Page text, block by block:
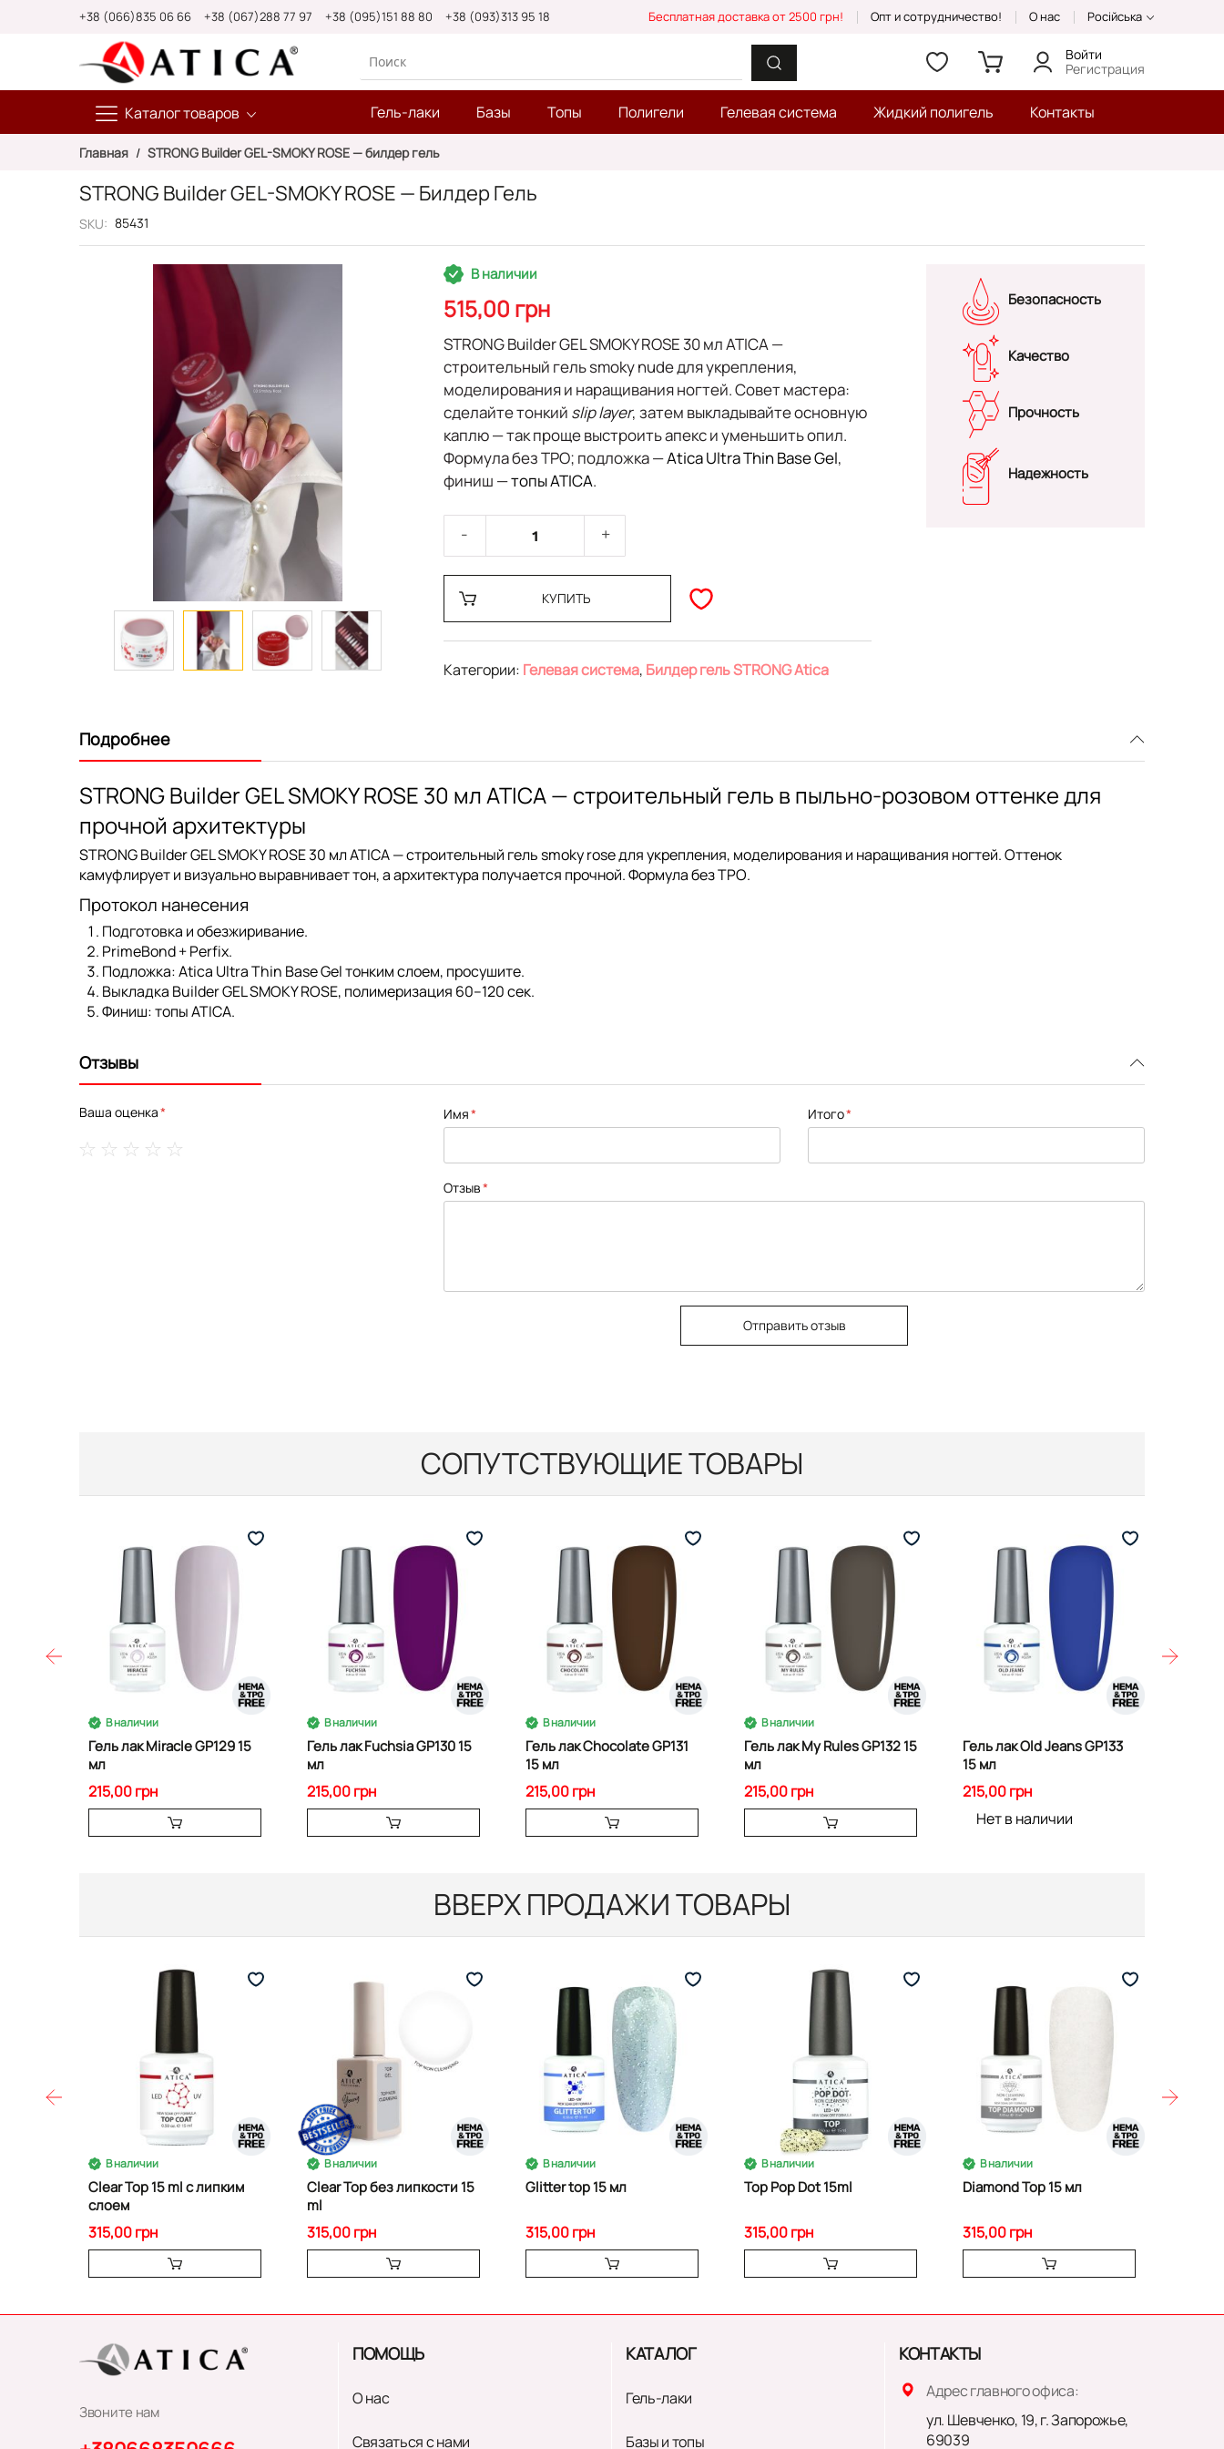
+38 (066)835 06 66 +38 (067)288 77 97 +38 (095)151 88 80 +38 (093)313 95 18 Бесплатная доставка от 2500 грн! Опт и сотрудничество! О нас Російська
Каталог товаров
Войти
Регистрация
Гель-лаки Базы Топы Полигели Гелевая система Жидкий полигель Контакты
Главная STRONG Builder GEL-SMOKY ROSE — билдер гель
STRONG Builder GEL-SMOKY ROSE — Билдер Гель
SKU 85431
галереи
изображений
В наличии
515,00 грн
STRONG Builder GEL SMOKY ROSE 30 мл ATICA—
строительный гель smoky nude дляукрепления,
моделированияи наращиванияногтей. Совет мастера:
сделайте тонкий slip layer, затем выкладывайте основную
каплю — так проще выстроить апекс и уменьшить опил.
Формулабез TPO; подложка —Atica Ultra Thin Base Gel,
финиш —топы ATICA.
КУПИТЬ
Категории: Гелевая система, Билдер гель STRONG Atica
Безопасность
Качество
Прочность
Надежность
Подробнее
STRONG Builder GEL SMOKY ROSE 30 мл ATICA — строительный гель в пыльно-розовом оттенке для
прочной архитектуры
STRONG Builder GEL SMOKY ROSE 30 мл ATICA— строительный гель smoky rose дляукрепления, моделирования и наращивания ногтей. Оттенок
камуфлирует и визуально выравнивает тон, а архитектура получается прочной. Формулабез TPO.
Протокол нанесения
Подготовка и обезжиривание.
PrimeBond+Perfix.
Подложка:Atica Ultra Thin Base Gelтонким слоем, просушите.
Выкладка Builder GEL SMOKY ROSE, полимеризация 60–120 сек.
Финиш:топы ATICA.
Отзывы
Ваша оценка Имя Итого
Отзыв
Отправить отзыв
СОПУТСТВУЮЩИЕ ТОВАРЫ
В наличии
Гель лак Miracle GP129 15
мл
215,00 грн
В наличии
Гель лак Fuchsia GP130 15
мл
215,00 грн
В наличии
Гель лак Chocolate GP131
15 мл
215,00 грн
В наличии
Гель лак My Rules GP132 15
мл
215,00 грн
Гель лак Old Jeans GP133
15 мл
215,00 грн
Нет в наличии
ВВЕРХ ПРОДАЖИ ТОВАРЫ
В наличии
Clear Top 15 ml с липким
слоем
315,00 грн
В наличии
Clear Top без липкости 15
ml
315,00 грн
В наличии
Glitter top 15 мл
315,00 грн
В наличии
Top Pop Dot 15ml
315,00 грн
В наличии
Diamond Top 15 мл
315,00 грн
Звоните нам
ПОМОЩЬ
О нас
Связаться с нами
КАТАЛОГ
Гель-лаки
Базы и топы
КОНТАКТЫ
Адрес главного офиса:
ул. Шевченко, 19, г. Запорожье,
69039